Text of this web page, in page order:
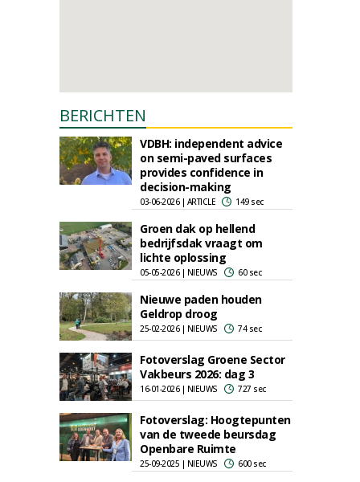
BERICHTEN
VDBH: independent advice
on semi-paved surfaces
provides confidence in
decision-making
03-06-2026 | ARTICLE 149 sec
Groen dak op hellend
bedrijfsdak vraagt om
lichte oplossing
05-05-2026 | NIEUWS 60 sec
Nieuwe paden houden
Geldrop droog
25-02-2026 | NIEUWS 74 sec
Fotoverslag Groene Sector
Vakbeurs 2026: dag 3
16-01-2026 | NIEUWS 727 sec
Fotoverslag: Hoogtepunten
van de tweede beursdag
Openbare Ruimte
25-09-2025 | NIEUWS 600 sec